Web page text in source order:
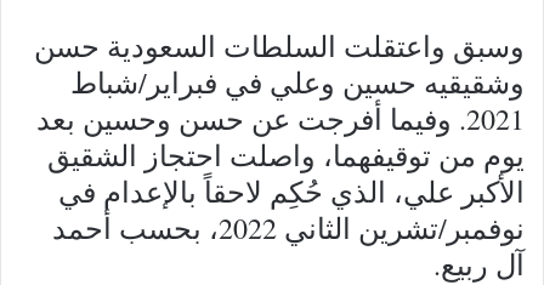
وسبق واعتقلت السلطات السعودية حسن
وشقيقيه حسين وعلي في فبراير/شباط
2021. وفيما أفرجت عن حسن وحسين بعد
يوم من توقيفهما، واصلت احتجاز الشقيق
الأكبر علي، الذي حُكِم لاحقاً بالإعدام في
نوفمبر/تشرين الثاني 2022، بحسب أحمد
آل ربيع.